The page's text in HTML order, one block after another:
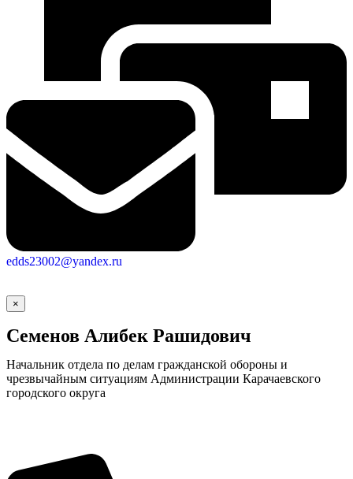
edds23002@yandex.ru
×
Семенов Алибек Рашидович
Начальник отдела по делам гражданской обороны и
чрезвычайным ситуациям Администрации Карачаевского
городского округа